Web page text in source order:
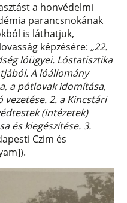
a honvédelmi
parancsnokának
is láthatjuk,
képzésére:„22.
lóügyei. Lóstatisztika
A lóállomány
a pótlovak idomítása,
2. a Kincstári
(intézetek)
és kiegészítése. 3.
Czim és